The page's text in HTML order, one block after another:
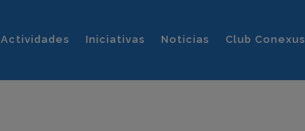
Actividades Iniciativas Noticias Club Conexus